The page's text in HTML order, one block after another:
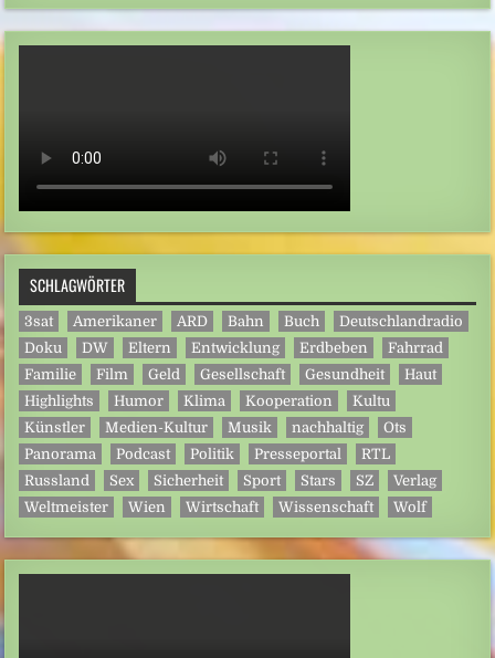
SCHLAGWÖRTER
3sat Amerikaner ARD Bahn Buch
Deutschlandradio
Doku
DW Eltern Entwicklung Erdbeben
Fahrrad
Familie
Film Geld Gesellschaft Gesundheit
Haut
Highlights
Humor Klima Kooperation
Kultu
Künstler
Medien-Kultur Musik nachhaltig
Ots
Panorama
Podcast Politik Presseportal
RTL
Russland
Sex Sicherheit Sport Stars SZ
Verlag
Weltmeister
Wien Wirtschaft Wissenschaft Wolf